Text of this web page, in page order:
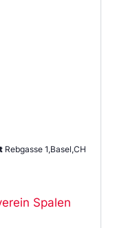
Rebgasse 1,Basel,CH
Spalen